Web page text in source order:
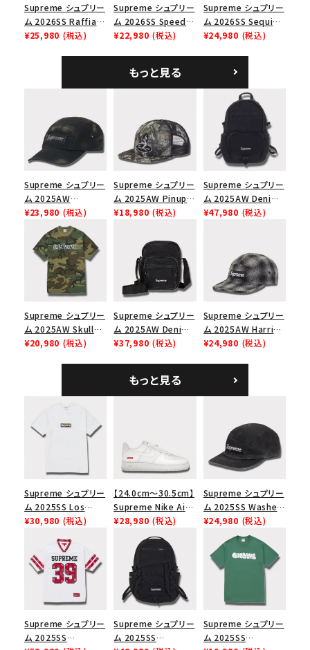
Supreme シュプリー
ム 2026SS Raffia
Mesh Back 5-Panel
¥25,980 (税込)
Supreme シュプリー
ム 2026SS Speed
Tee スピードTシャツ
¥22,980 (税込)
Supreme シュプリー
ム 2026SS Sequin
Denim Classic
シックロゴ 6パネルキ
ャップ ブラック
¥24,980 (税込)
もっと見る
Supreme シュプリー
ム 2025AW
Overdyed Camp
Cap オーバーダイド
キャンプキャップ ブ
ラック
¥23,980 (税込)
Supreme シュプリー
ム 2025AW Pinup
Mesh Back 5-Panel
ュバック 5パネルキャ
ップ トゥルーティン
バーHTC フォールカ
¥18,980 (税込)
Supreme シュプリー
ム 2025AW Denim
Backpack デニム バ
¥47,980 (税込)
Supreme シュプリー
ム 2025AW Skull
Tee スカル Tシャ
¥20,980 (税込)
Supreme シュプリー
ム 2025AW Denim
Shoulder Bag デニ
¥37,980 (税込)
Supreme シュプリー
ム 2025AW Harris
Tweed Camp Cap
¥24,980 (税込)
もっと見る
Supreme シュプリー
ム 2025SS Los
Angeles Fire Relief
イヤーリリーフボック
スロゴTシャツ ホワ
イト 白
¥30,980 (税込)
【24.0cm～30.5cm】
Supreme Nike Air
Force 1 Low シュプ
リーム ナイキエアフォ
ース１スニーカー シ
ューズ ホワイト
¥28,980 (税込)
Supreme シュプリー
ム 2025SS Washed
Chino Twill Camp
Cap ウォッシュチノツ
イルキャンプキャップ
ブラック 黒
¥24,980 (税込)
Supreme シュプリー
ム 2025SS
Supreme シュプリー
ム 2025SS
Supreme シュプリー
ム 2025SS